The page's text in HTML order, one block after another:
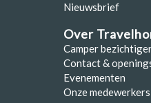
Nieuwsbrief
Over
Camper
Contact &
Evenementen
Onze medewerkers